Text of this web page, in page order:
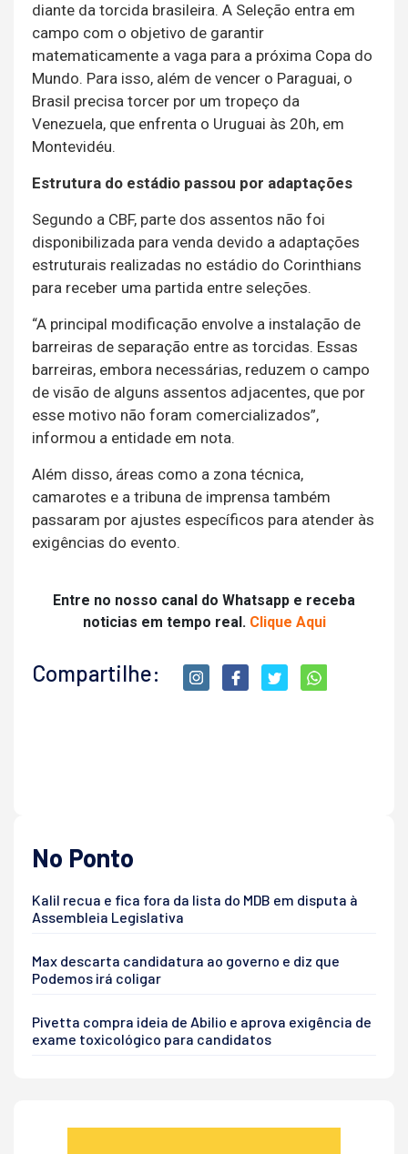
diante da torcida brasileira. A Seleção entra em
campo com o objetivo de garantir
matematicamente a vaga para a próxima Copa do
Mundo. Para isso, além de vencer o Paraguai, o
Brasil precisa torcer por um tropeço da
Venezuela, que enfrenta o Uruguai às 20h, em
Montevidéu.
Estrutura do estádio passou por adaptações
Segundo a CBF, parte dos assentos não foi
disponibilizada para venda devido a adaptações
estruturais realizadas no estádio do Corinthians
para receber uma partida entre seleções.
“A principal modificação envolve a instalação de
barreiras de separação entre as torcidas. Essas
barreiras, embora necessárias, reduzem o campo
de visão de alguns assentos adjacentes, que por
esse motivo não foram comercializados”,
informou a entidade em nota.
Além disso, áreas como a zona técnica,
camarotes e a tribuna de imprensa também
passaram por ajustes específicos para atender às
exigências do evento.
Entre no nosso canal do Whatsapp e receba
noticias em tempo real. Clique Aqui
Compartilhe:
No Ponto
Kalil recua e fica fora da lista do MDB em disputa à
Assembleia Legislativa
Max descarta candidatura ao governo e diz que
Podemos irá coligar
Pivetta compra ideia de Abilio e aprova exigência de
exame toxicológico para candidatos